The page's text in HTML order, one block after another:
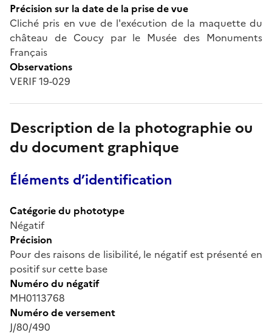
Précision sur la date de la prise de vue
Cliché pris en vue de l'exécution de la maquette du
château de Coucy par le Musée des Monuments
Français
Observations
VERIF 19-029
Description de la photographie ou
du document graphique
Éléments d’identification
Catégorie du phototype
Négatif
Précision
Pour des raisons de lisibilité, le négatif est présenté en
positif sur cette base
Numéro du négatif
MH0113768
Numéro de versement
J/80/490